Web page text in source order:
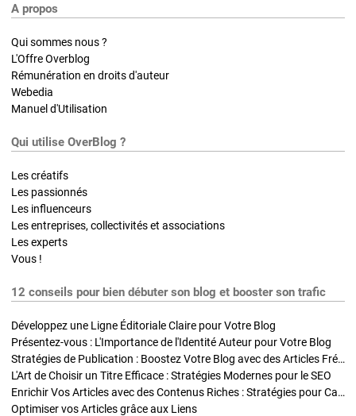
A propos
Qui sommes nous ?
L'Offre Overblog
Rémunération en droits d'auteur
Webedia
Manuel d'Utilisation
Qui utilise OverBlog ?
Les créatifs
Les passionnés
Les influenceurs
Les entreprises, collectivités et associations
Les experts
Vous !
12 conseils pour bien débuter son blog et booster son trafic
Développez une Ligne Éditoriale Claire pour Votre Blog
Présentez-vous : L'Importance de l'Identité Auteur pour Votre Blog
Stratégies de Publication : Boostez Votre Blog avec des Articles Fréquents et Exclusifs
L'Art de Choisir un Titre Efficace : Stratégies Modernes pour le SEO
Enrichir Vos Articles avec des Contenus Riches : Stratégies pour Captiver et Optimiser
Optimiser vos Articles grâce aux Liens